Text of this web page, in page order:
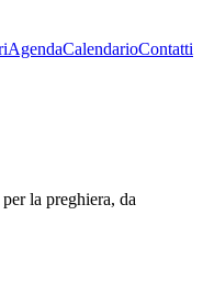
AgendaCalendarioContatti
la preghiera, da